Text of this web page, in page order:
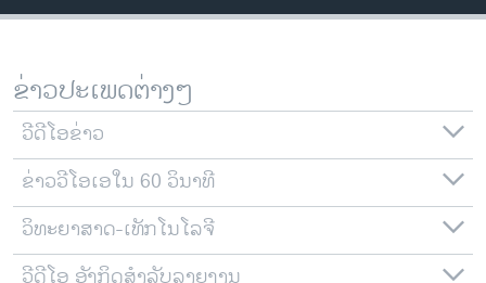
ສຽງ
ລາຍການກະຈາຍສຽງ
ຕິດຕາມພວກເຮົາ ທີ່
ພາສາຕ່າງໆ
ຂ່າວປະເພດຕ່າງໆ
ວີດີໂອຂ່າວ
ຂ່າວວີໂອເອໃນ 60 ວິນາທີ
ວິທະຍາສາດ-ເທັກໂນໂລຈີ